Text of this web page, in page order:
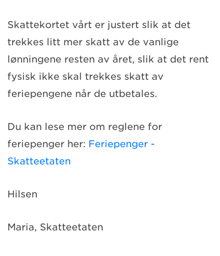
Skattekortet vårt er justert slik at det
trekkes litt mer skatt av de vanlige
lønningene resten av året, slik at det rent
fysisk ikke skal trekkes skatt av
feriepengene når de utbetales.
Du kan lese mer om reglene for
feriepenger her: Feriepenger -
Skatteetaten
Hilsen
Maria, Skatteetaten